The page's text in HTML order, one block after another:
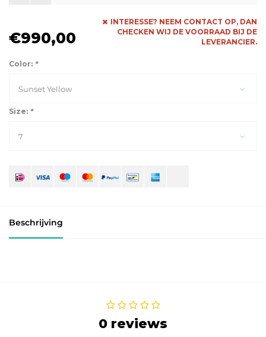
€990,00
INTERESSE? NEEM CONTACT OP, DAN
CHECKEN WIJ DE VOORRAAD BIJ DE
LEVERANCIER.
Color: *
Sunset Yellow
Size: *
7
Beschrijving
0 reviews